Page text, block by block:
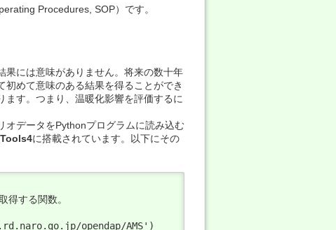
Procedures, SOP）です。
には意味がありません。将来の数十年
めて意味のある結果を得ることができ
す。つまり、温暖化影響を評価するに
データをPythonプログラムに読み込む
に搭載されています。以下にその
得する関数。
opendap/AMS')